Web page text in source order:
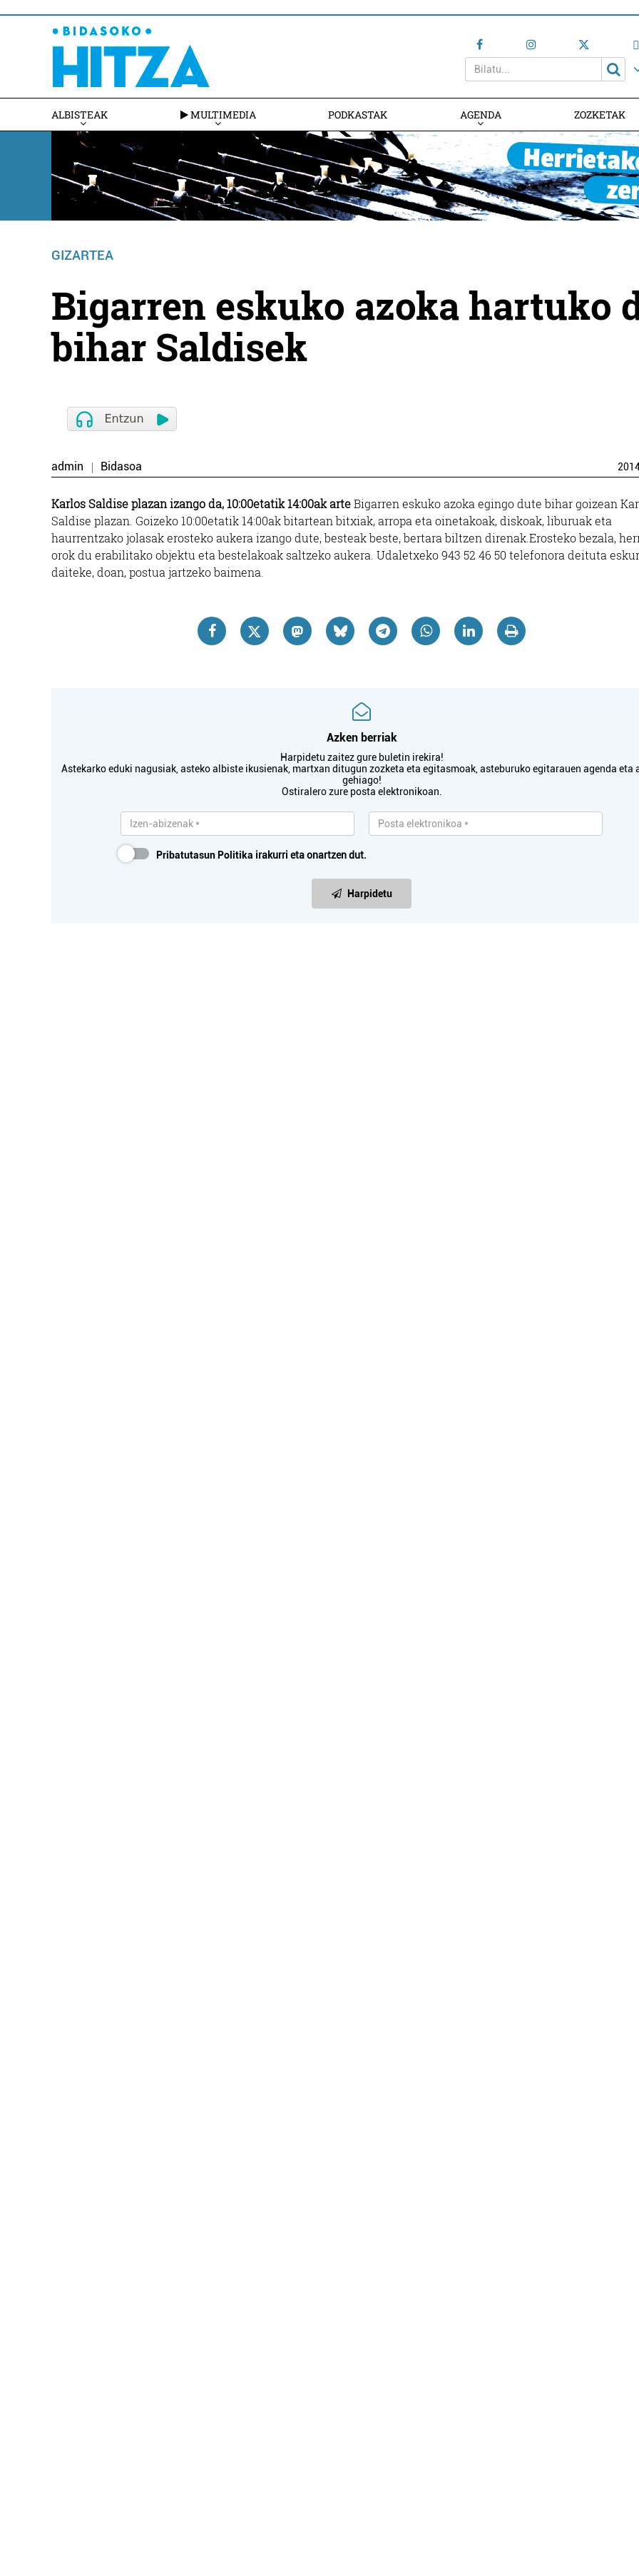
ALBISTEAK MULTIMEDIA PODKASTAK AGENDA ZOZKETAK
GIZARTEA
Bigarren eskuko azoka hartuko
bihar Saldisek
admin Bidasoa
Karlos Saldise plazan izango da, 10:00etatik 14:00ak arteBigarren eskuko azoka egingo dute bihar goizean
Saldise plazan. Goizeko 10:00etatik 14:00ak bitartean bitxiak, arropa eta oinetakoak, diskoak, liburuak eta
haurrentzako jolasak erosteko aukera izango dute, besteak beste, bertara biltzen direnak.Erosteko bezala,
orok du erabilitako objektu eta bestelakoak saltzeko aukera. Udaletxeko 943 52 46 50 telefonora deituta
daiteke, doan, postua jartzeko baimena.
Azken berriak
Harpidetu zaitez gure buletin irekira!
Astekarko eduki nagusiak, asteko albiste ikusienak, martxan ditugun zozketa eta egitasmoak, asteburuko egitarauen agenda eta
gehiago!
Ostiralero zure posta elektronikoan.
Pribatutasun Politika irakurri eta onartzen dut.
Harpidetu